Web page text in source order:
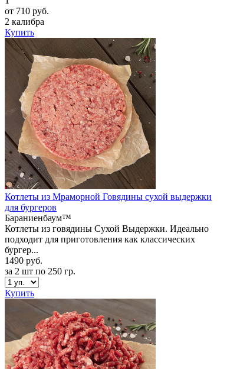
от 710 руб.
2 калибра
Купить
Котлеты из Мраморной Говядины сухой выдержки
для бургеров
Бараниенбаум™
Котлеты из говядины Сухой Выдержки. Идеально
подходит для приготовления как классических
бургер...
1490 руб.
за 2 шт по 250 гр.
Купить